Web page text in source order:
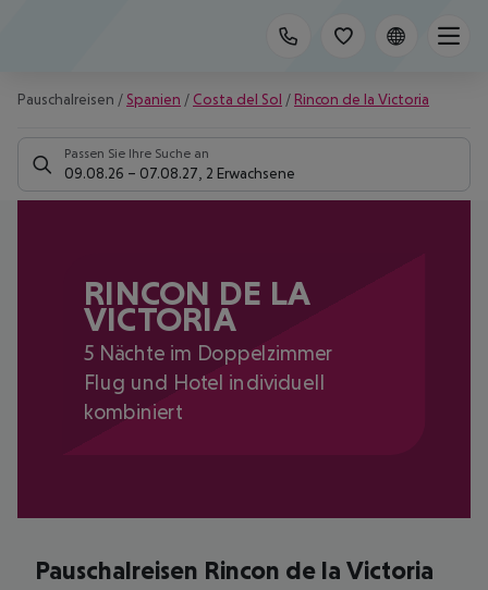
Pauschalreisen / Spanien / Costa del Sol / Rincon de la Victoria
Passen Sie Ihre Suche an
09.08.26 – 07.08.27 2 Erwachsene
RINCON DE LA
VICTORIA
5 Nächte im Doppelzimmer
Flug und Hotel individuell
kombiniert
Pauschalreisen Rincon de la Victoria